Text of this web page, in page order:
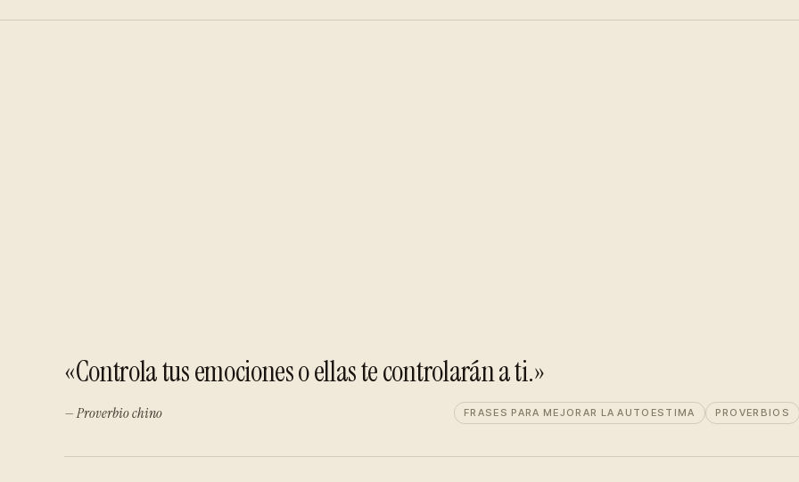
«Controla tus emociones o ellas te controlarán a ti.»
— Proverbio chino FRASES PARA MEJORAR LA AUTOESTIMA PROVERBIOS